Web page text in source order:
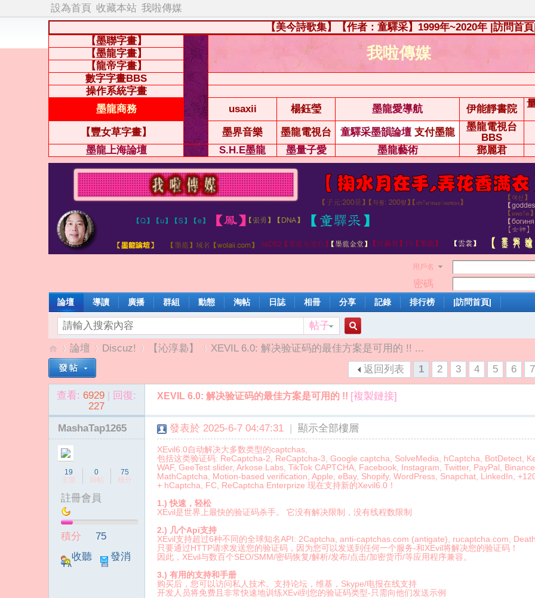
設為首頁 收藏本站 我啦傳媒
【美今詩歌集】【作者：童驛采】1999年~2020年 |訪問首
【墨聯字畫】
我啦傳媒
【墨龍字畫】
【龍帝字畫】
數字字畫BBS
操作系統字畫
墨龍商務
usaxii 楊鈺瑩 墨龍愛導航 伊能靜書院
【豐女草字畫】 墨界音樂 墨龍電視台 童驛采墨韻論壇 支付墨龍
墨龍電視台
BBS
墨龍上海論壇
S.H.E墨龍 墨量子愛 墨龍藝術 鄧麗君
用戶名
密碼
論壇 導讀 廣播 群組 動態 淘帖 日誌 相冊 分享 記錄 排行榜 |訪問首頁|
帖子
搜
索
我»
論壇
›
Discuz! 【沁淳裊】
›
XEVIL 6.0: 解决验证码的最佳方案是可用的 !! ...
1
2 3 4 5 6 7
返回列表
查看: 6929 | 回復:
227
XEVIL 6.0: 解决验证码的最佳方案是可用的 !! [複製鏈接]
MashaTap1265
19
主題
0
回帖
75
積分
註冊會員
積分
75
收聽
TA
發消
息
發表於 2025-6-7 04:47:31 | 顯示全部樓層
XEvil6.0自动解决大多数类型的captchas,
包括这类验证码: ReCaptcha-2, ReCaptcha-3, Google captcha, SolveMedia, hCaptcha, BotDetect,
WAF, GeeTest slider, Arkose Labs, TikTok CAPTCHA, Facebook, Instagram, Twitter, PayPal,
MathCaptcha, Motion-based verification, Apple, eBay, Shopify, WordPress, Snapchat, LinkedIn,
+ hCaptcha, FC, ReCaptcha Enterprize 现在支持新的Xevil6.0！
1.) 快速，轻松
XEvil是世界上最快的验证码杀手。 它没有解决限制，没有线程数限制
2.) 几个Api支持
XEvil支持超过6种不同的全球知名API: 2Captcha, anti-captchas.com (antigate), rucaptcha.com,
只要通过HTTP请求发送您的验证码，因为您可以发送到任何一个服务-和XEvil将解决您的验证码！
因此，XEvil与数百个SEO/SMM/密码恢复/解析/发布/点击/加密货币/等应用程序兼容。
3.) 有用的支持和手册
购买后，您可以访问私人技术。支持论坛，维基，Skype/电报在线支持
开发人员将免费且非常快速地训练XEvil到您的验证码类型-只需向他们发送示例